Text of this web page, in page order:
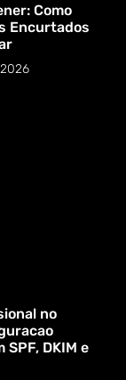
Como
Encurtados
no
SPF, DKIM e